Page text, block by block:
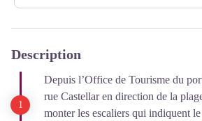
Description
Depuis l’Office de Tourisme du
rue Castellar en direction de la
monter les escaliers qui indiquent